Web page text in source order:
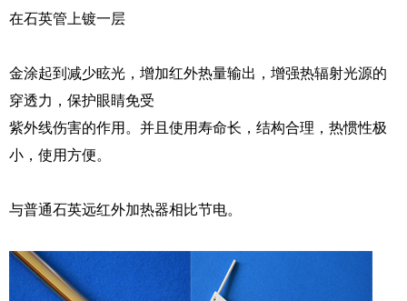
在石英管上镀一层
金涂起到减少眩光，增加红外热量输出，增强热辐射光源的
穿透力，保护眼睛免受
紫外线伤害的作用。并且使用寿命长，结构合理，热惯性极
小，使用方便。
与普通石英远红外加热器相比节电。